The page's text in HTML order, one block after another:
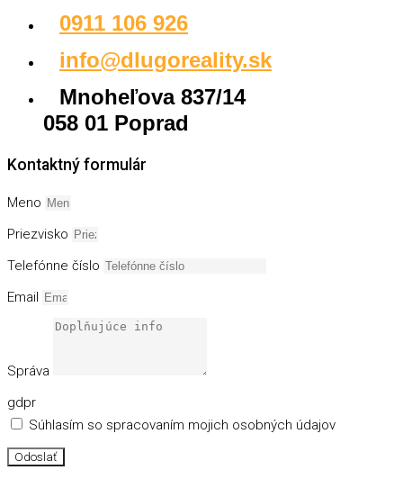
0911 106 926
info@dlugoreality.sk
Mnoheľova 837/14
058 01 Poprad
Kontaktný formulár
Meno
Priezvisko
Telefónne číslo
Email
Správa
gdpr
Súhlasím so spracovaním mojich osobných údajov
Odoslať